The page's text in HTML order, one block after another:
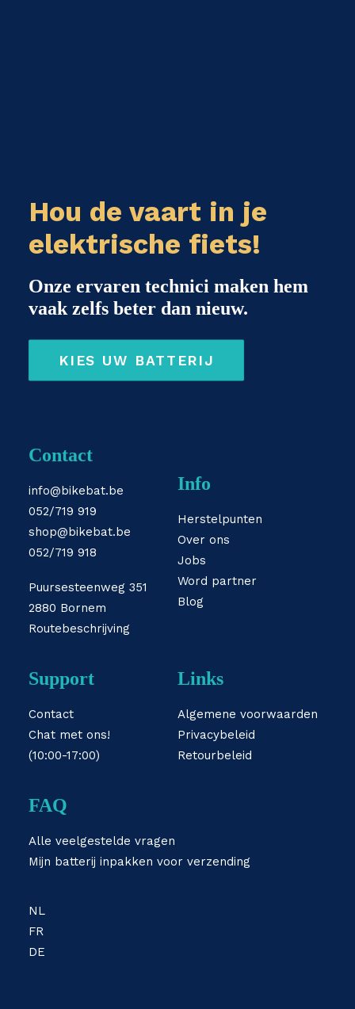
Hou de vaart in je
elektrische fiets!
Onze ervaren technici maken hem
vaak zelfs beter dan nieuw.
KIES UW BATTERIJ
Contact
info@bikebat.be
052/719 919
shop@bikebat.be
052/719 918
Puursesteenweg 351
2880 Bornem
Routebeschrijving
Info
Herstelpunten
Over ons
Jobs
Word partner
Blog
Support
Contact
Chat met ons!
(10:00-17:00)
Links
Algemene voorwaarden
Privacybeleid
Retourbeleid
FAQ
Alle veelgestelde vragen
Mijn batterij inpakken voor verzending
NL
FR
DE